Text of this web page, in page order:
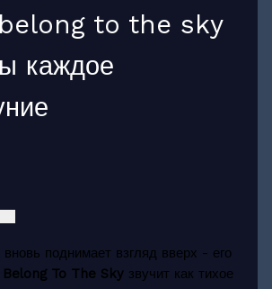
to the sky
каждое
поднимает взгляд вверх - его
Belong To The Skyзвучит как тихое